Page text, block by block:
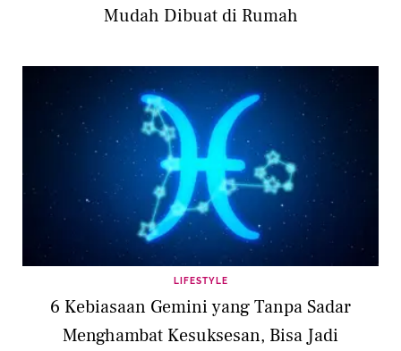
Mudah Dibuat di Rumah
LIFESTYLE
6 Kebiasaan Gemini yang Tanpa Sadar
Menghambat Kesuksesan, Bisa Jadi